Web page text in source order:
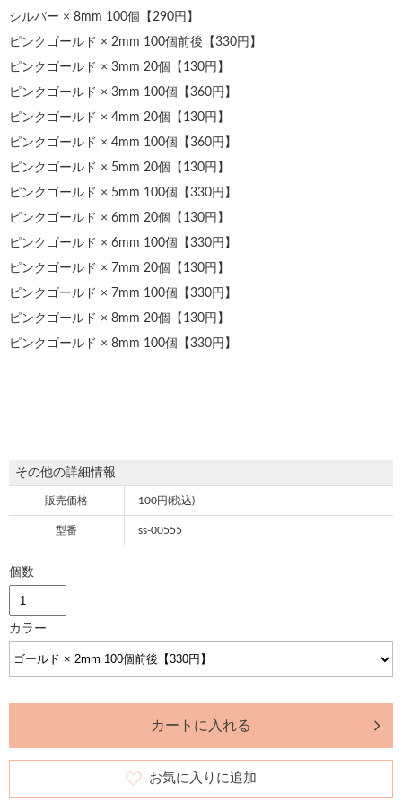
シルバー × 8mm 100個【290円】
ピンクゴールド × 2mm 100個前後【330円】
ピンクゴールド × 3mm 20個【130円】
ピンクゴールド × 3mm 100個【360円】
ピンクゴールド × 4mm 20個【130円】
ピンクゴールド × 4mm 100個【360円】
ピンクゴールド × 5mm 20個【130円】
ピンクゴールド × 5mm 100個【330円】
ピンクゴールド × 6mm 20個【130円】
ピンクゴールド × 6mm 100個【330円】
ピンクゴールド × 7mm 20個【130円】
ピンクゴールド × 7mm 100個【330円】
ピンクゴールド × 8mm 20個【130円】
ピンクゴールド × 8mm 100個【330円】
その他の詳細情報
販売価格 100円(税込)
型番 ss-00555
個数
カラー
カートに入れる
お気に入りに追加